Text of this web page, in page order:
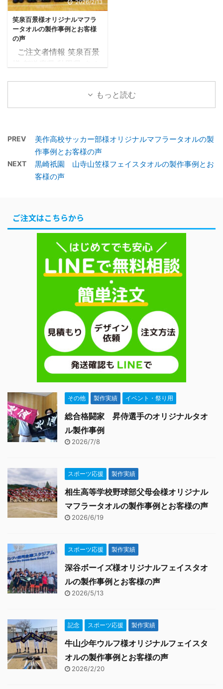
...
クール営業日の9日後に
納品 補足 お客様から頂
いた写真を基に製作 目次
1 フェイスタオル製作事
例1.1 デザイン確定までの
流れ1.2 確定したデザイ
ンデータ1.3 完成したタ
オルがこちら2 お客様の
紙3 担当者からの一言 フ
1.3 完成したタオルがこ
ちら2 お客様の声2.1 制
当者からの一言 フェイ
2026/2/13
笑泉百景様オリジナルマフラ
ータオルの製作事例とお客様
の声
ご注文者情報 笑泉百景
後タオルツクール営業日
の18日後に納品 補足 お
客様から頂いたデザイン
を基に製作 目次1 マフラ
ータオル製作事例1.1 デザ
1.3 完成したタオルがこ
ちら2 お客様の声2.1 制
作したオリジナルフェイ
スタオルでの集合写真
2.2 アンケート用紙3 担
当者からの一言 マフラー
もっと読む
PREV
美作高校サッカー部様オリジナルマフラータオルの製
作事例とお客様の声
NEXT
黒崎祇園 山寺山笠様フェイスタオルの製作事例とお
客様の声
ご注文はこちらから
その他 製作実績 イベント・祭り用
総合格闘家 昇侍選手のオリジナルタオ
ル製作事例
2026/7/8
スポーツ応援 製作実績
相生高等学校野球部父母会様オリジナル
マフラータオルの製作事例とお客様の声
2026/6/19
スポーツ応援 製作実績
深谷ボーイズ様オリジナルフェイスタオ
ルの製作事例とお客様の声
2026/5/13
記念 スポーツ応援 製作実績
牛山少年ウルフ様オリジナルフェイスタ
オルの製作事例とお客様の声
2026/2/20